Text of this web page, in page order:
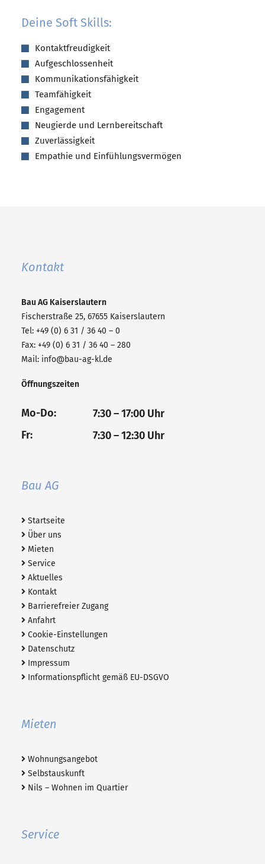
Deine Soft Skills:
Kontaktfreudigkeit
Aufgeschlossenheit
Kommunikationsfähigkeit
Teamfähigkeit
Engagement
Neugierde und Lernbereitschaft
Zuverlässigkeit
Empathie und Einfühlungsvermögen
Kontakt
Bau AG Kaiserslautern
Fischerstraße 25, 67655 Kaiserslautern
Tel: +49 (0) 6 31 / 36 40 – 0
Fax: +49 (0) 6 31 / 36 40 – 280
Mail: info@bau-ag-kl.de
Öffnungszeiten
Mo-Do:
7:30 – 17:00 Uhr
Fr:
7:30 – 12:30 Uhr
Bau AG
Startseite
Über uns
Mieten
Service
Aktuelles
Kontakt
Barrierefreier Zugang
Anfahrt
Cookie-Einstellungen
Datenschutz
Impressum
Informationspflicht gemäß EU-DSGVO
Mieten
Wohnungsangebot
Selbstauskunft
Nils – Wohnen im Quartier
Service